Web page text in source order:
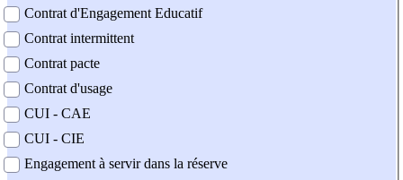
Contrat d'Engagement Educatif
Contrat intermittent
Contrat pacte
Contrat d'usage
CUI - CAE
CUI - CIE
Engagement à servir dans la réserve